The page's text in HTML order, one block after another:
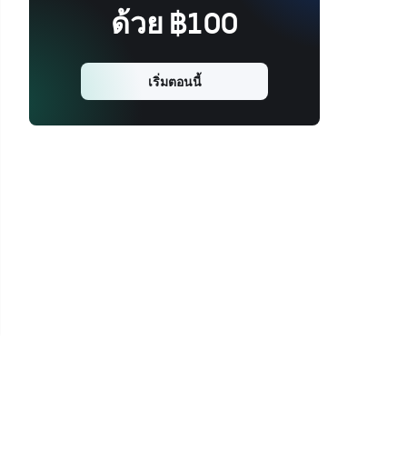
ด้วย ฿100
เริ่มตอนนี้